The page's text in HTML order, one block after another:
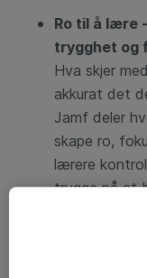
Ro til å lære
trygghet og
Hva skjer
akkurat det
Jamf deler
skape ro,
lærere
trygge på at